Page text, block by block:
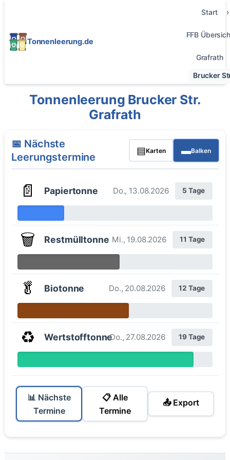
Tonnenleerung.de
Start
FFB
Grafrath
Brucker
Tonnenleerung Brucker Str.
Grafrath
📅 Nächste
Leerungstermine
▤Karten ▬Balken
📄 Papiertonne Do., 13.08.2026 5 Tage
🗑️ Restmülltonne Mi., 19.08.2026 11 Tage
🥬 Biotonne Do., 20.08.2026 12 Tage
♻️ WertstofftonneDo., 27.08.2026 19 Tage
📊 Nächste
Termine
📋 Alle
Termine
📤 Export